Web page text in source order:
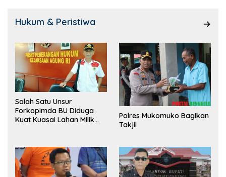
Hukum & Peristiwa
Salah Satu Unsur
Forkopimda BU Diduga
Kuat Kuasai Lahan Milik
Polres Mukomuko Bagikan
Takjil